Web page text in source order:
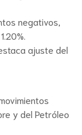
negativos,
ajuste del
y del Petróleo